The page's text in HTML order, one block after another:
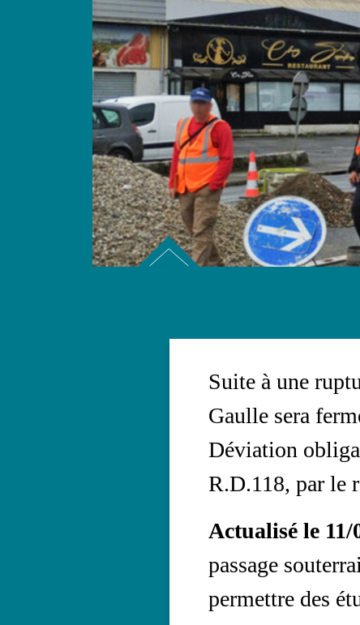
Suite à une
Gaulle sera
Déviation
R.D.118, par le
Actualisé le
passage
permettre des